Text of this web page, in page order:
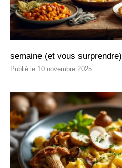
semaine (et vous surprendre)
10 novembre 2025